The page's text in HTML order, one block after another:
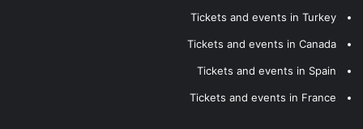
Tickets and events in Turkey
Tickets and events in Canada
Tickets and events in Spain
Tickets and events in France